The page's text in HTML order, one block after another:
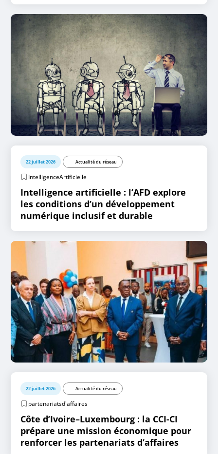
22 juillet 2026 Actualité du réseau
IntelligenceArtificielle
Intelligence artificielle : l’AFD explore
les conditions d’un développement
numérique inclusif et durable
22 juillet 2026 Actualité du réseau
partenariatsd'affaires
Côte d’Ivoire–Luxembourg : la CCI-CI
prépare une mission économique pour
renforcer les partenariats d’affaires